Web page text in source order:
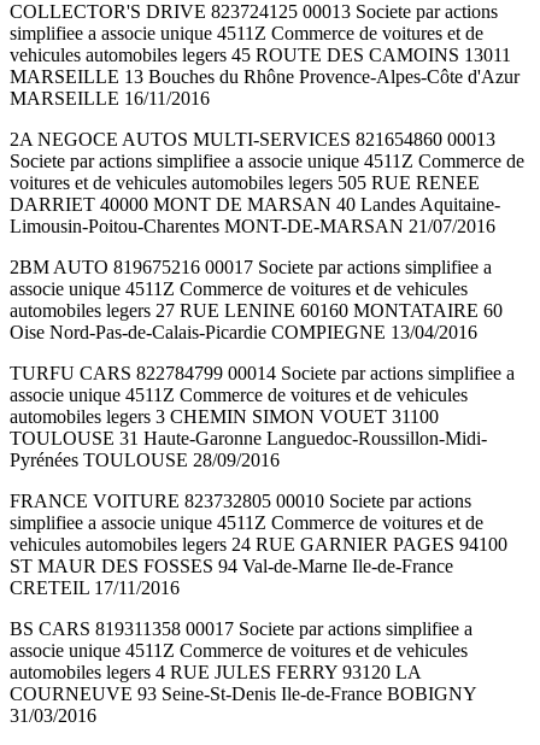
COLLECTOR'S DRIVE 823724125 00013 Societe par actions
simplifiee a associe unique 4511Z Commerce de voitures et de
vehicules automobiles legers 45 ROUTE DES CAMOINS 13011
MARSEILLE 13 Bouches du Rhône Provence-Alpes-Côte d'Azur
MARSEILLE 16/11/2016
2A NEGOCE AUTOS MULTI-SERVICES 821654860 00013
Societe par actions simplifiee a associe unique 4511Z Commerce de
voitures et de vehicules automobiles legers 505 RUE RENEE
DARRIET 40000 MONT DE MARSAN 40 Landes Aquitaine-
Limousin-Poitou-Charentes MONT-DE-MARSAN 21/07/2016
2BM AUTO 819675216 00017 Societe par actions simplifiee a
associe unique 4511Z Commerce de voitures et de vehicules
automobiles legers 27 RUE LENINE 60160 MONTATAIRE 60
Oise Nord-Pas-de-Calais-Picardie COMPIEGNE 13/04/2016
TURFU CARS 822784799 00014 Societe par actions simplifiee a
associe unique 4511Z Commerce de voitures et de vehicules
automobiles legers 3 CHEMIN SIMON VOUET 31100
TOULOUSE 31 Haute-Garonne Languedoc-Roussillon-Midi-
Pyrénées TOULOUSE 28/09/2016
FRANCE VOITURE 823732805 00010 Societe par actions
simplifiee a associe unique 4511Z Commerce de voitures et de
vehicules automobiles legers 24 RUE GARNIER PAGES 94100
ST MAUR DES FOSSES 94 Val-de-Marne Ile-de-France
CRETEIL 17/11/2016
BS CARS 819311358 00017 Societe par actions simplifiee a
associe unique 4511Z Commerce de voitures et de vehicules
automobiles legers 4 RUE JULES FERRY 93120 LA
COURNEUVE 93 Seine-St-Denis Ile-de-France BOBIGNY
31/03/2016